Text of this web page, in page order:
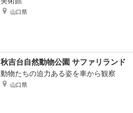
山口県
秋吉台自然動物公園 サファリランド
動物たちの迫力ある姿を車から観察
山口県